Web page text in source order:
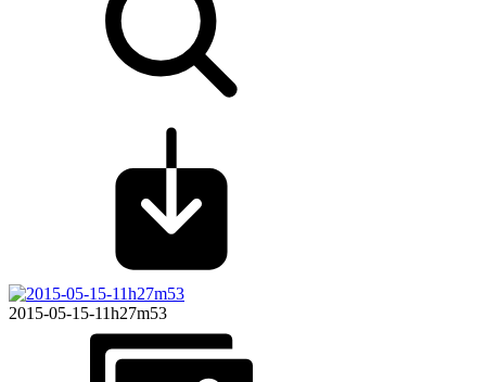
2015-05-15-11h27m53